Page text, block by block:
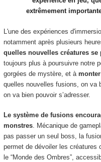
extrêmement
L'une des expériences
notamment après plusieurs
quelles nouvelles créatures se
toujours plus à poursuivre notre
gorgées de mystère, et à
quelles nouvelles fusions, on va
on va bien pouvoir s’adresser.
Le système de fusions
monstres. Mécanique de
pas passer un seul boss, la
permet de dévoiler les créatures
le “Monde des Ombres”,